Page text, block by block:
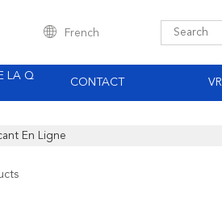
French
LA Q
CONTACT VR
En Ligne